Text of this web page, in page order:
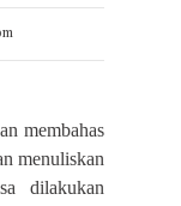
membahas
menuliskan
dilakukan